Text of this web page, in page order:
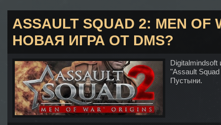
ASSAULT SQUAD 2: MEN OF
НОВАЯ ИГРА ОТ DMS?
Digitalmindsoft
"Assault
Пустыни.